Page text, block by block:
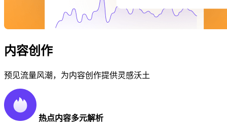
内容创作
预见流量风潮，为内容创作提供灵感沃土
热点内容多元解析